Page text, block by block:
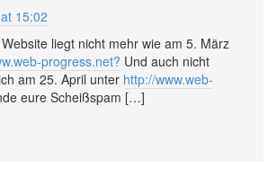
15:02
liegt nicht mehr wie am 5. März
progress.net? Und auch nicht
am 25. April unter http://www.web-
eure Scheißspam […]